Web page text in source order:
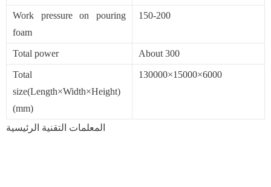
Work pressure on pouring
foam
150-200
Total power About 300
Total
size(Length×Width×Height)
(mm)
130000×15000×6000
المعلمات التقنية الرئيسية